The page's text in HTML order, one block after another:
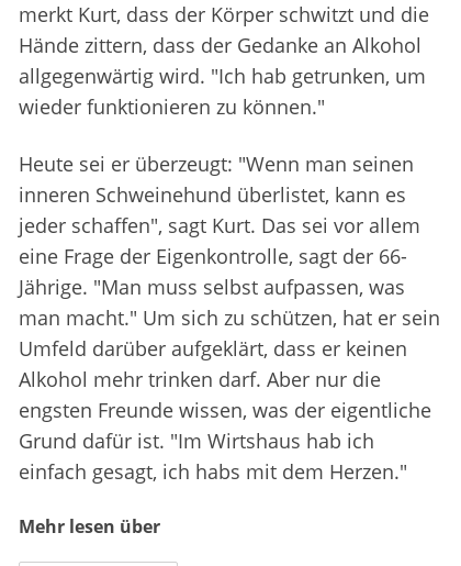
merkt Kurt, dass der Körper schwitzt und die
Hände zittern, dass der Gedanke an Alkohol
allgegenwärtig wird. "Ich hab getrunken, um
wieder funktionieren zu können."
Heute sei er überzeugt: "Wenn man seinen
inneren Schweinehund überlistet, kann es
jeder schaffen", sagt Kurt. Das sei vor allem
eine Frage der Eigenkontrolle, sagt der 66-
Jährige. "Man muss selbst aufpassen, was
man macht." Um sich zu schützen, hat er sein
Umfeld darüber aufgeklärt, dass er keinen
Alkohol mehr trinken darf. Aber nur die
engsten Freunde wissen, was der eigentliche
Grund dafür ist. "Im Wirtshaus hab ich
einfach gesagt, ich habs mit dem Herzen."
Mehr lesen über